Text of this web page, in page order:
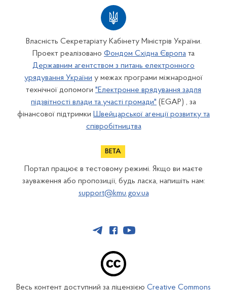
Власність Секретаріату Кабінету Міністрів України.
Проект реалізовано Фондом Східна Європа та
Державним агентством з питань електронного
урядування України у межах програми міжнародної
технічної допомоги "Електронне врядування задля
підзвітності влади та участі громади" (EGAP) , за
фінансової підтримки Швейцарської агенції розвитку та
співробітництва
Портал працює в тестовому режимі. Якщо ви маєте
зауваження або пропозиції, будь ласка, напишіть нам:
support@kmu.gov.ua
Весь контент доступний за ліцензією Creative Commons